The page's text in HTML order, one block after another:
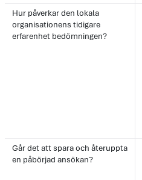
Hur påverkar den lokala
organisationens tidigare
erfarenhet bedömningen?
Går det att spara och återuppta
en påbörjad ansökan?